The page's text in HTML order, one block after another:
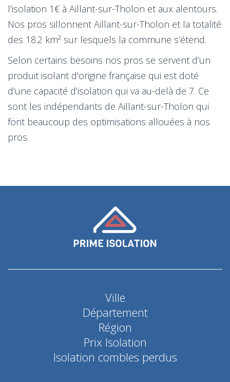
l’isolation 1€ à Aillant-sur-Tholon et aux alentours.
Nos pros sillonnent Aillant-sur-Tholon et la totalité
des 18.2 km² sur lesquels la commune s’étend.
Selon certains besoins nos pros se servent d’un
produit isolant d'origine française qui est doté
d’une capacité d’isolation qui va au-delà de 7. Ce
sont les indépendants de Aillant-sur-Tholon qui
font beaucoup des optimisations allouées à nos
pros.
Ville
Département
Région
Prix Isolation
Isolation combles perdus